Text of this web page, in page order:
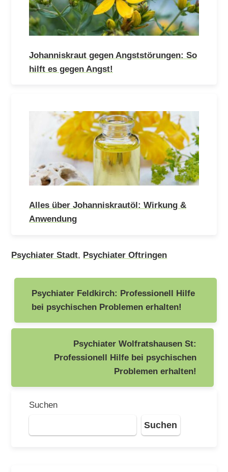
Johanniskraut gegen Angststörungen: So
hilft es gegen Angst!
Alles über Johanniskrautöl: Wirkung &
Anwendung
Psychiater Stadt, Psychiater Oftringen
Beitragsnavigation
Psychiater Feldkirch: Professionell Hilfe
bei psychischen Problemen erhalten!
Psychiater Wolfratshausen St:
Professionell Hilfe bei psychischen
Problemen erhalten!
Suchen
Suchen